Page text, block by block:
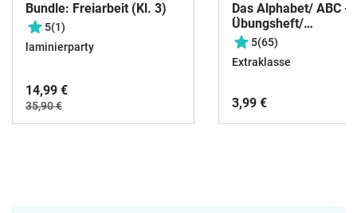
Bundle: Freiarbeit (Kl. 3)
5(1)
laminierparty
14,99 €
35,90 €
Das Alphabet/ ABC -
Übungsheft/
Stationenlernen
3)
5(65)
Extraklasse
3,99 €